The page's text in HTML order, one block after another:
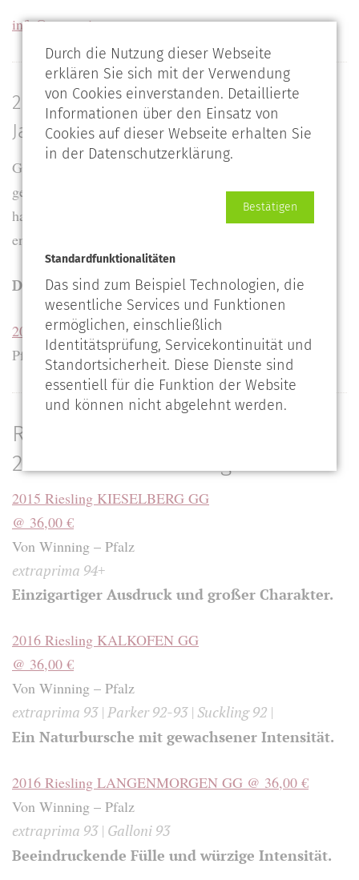
info@extraprima.com
2020 Sauvignon II – grandioser
Jahrgang
Gerade ist der brandneue Jahrgang des Sauvignon II
geliefert worden, den wir mit großer Spannung erwartet
hatten. Denn beim Jahrgang 2020 kam eine
entscheidende Neuerung zum Einsatz!
Der beste Sauvignon um 10 Euro!
2020 Sauvignon II – Von Winning @ 11,00 €
Pfalz
RARE GROSSE GEWÄCHSE 2015 –
2016 – 2017 frisch eingetroffen
2015 Riesling KIESELBERG GG
@ 36,00 €
Von Winning – Pfalz
extraprima 94+
Einzigartiger Ausdruck und großer Charakter.
2016 Riesling KALKOFEN GG
@ 36,00 €
Von Winning – Pfalz
extraprima 93 | Parker 92-93 | Suckling 92 |
Ein Naturbursche mit gewachsener Intensität.
2016 Riesling LANGENMORGEN GG @ 36,00 €
Von Winning – Pfalz
extraprima 93 | Galloni 93
Beeindruckende Fülle und würzige Intensität.
Durch die Nutzung dieser Webseite
erklären Sie sich mit der Verwendung
von Cookies einverstanden. Detaillierte
Informationen über den Einsatz von
Cookies auf dieser Webseite erhalten Sie
in der Datenschutzerklärung.
Bestätigen
Standardfunktionalitäten
Das sind zum Beispiel Technologien, die
wesentliche Services und Funktionen
ermöglichen, einschließlich
Identitätsprüfung, Servicekontinuität und
Standortsicherheit. Diese Dienste sind
essentiell für die Funktion der Website
und können nicht abgelehnt werden.